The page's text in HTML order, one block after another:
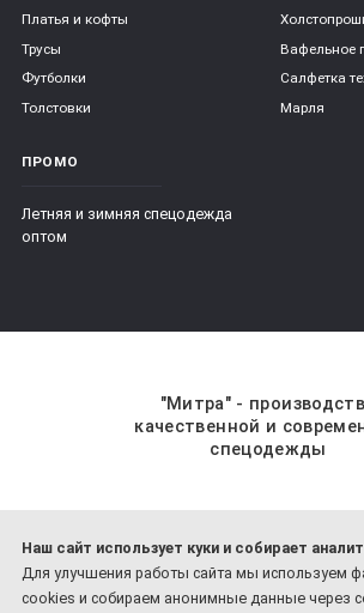
Наш сайт использует куки и собирает
Для улучшения работы сайта мы используем
cookies и собираем анонимные данные через
Платья и кофты
Трусы
Футболки
Толстовки
Вафельное
Салфетка
Марля
ПРОМО
Летняя и зимняя спецодежда
оптом
"Митра" -
качественной и
спецодежды
8 800-201-59-70
8 4932-26-77-81